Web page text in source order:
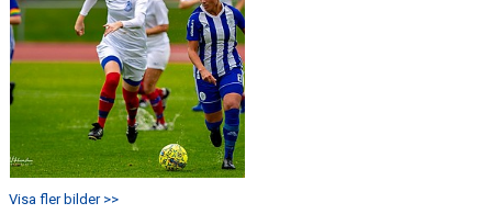
Visa fler bilder >>